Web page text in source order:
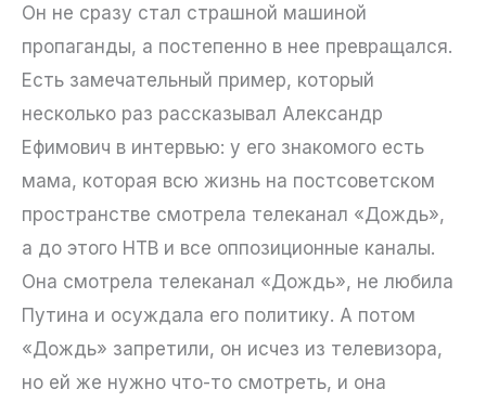
Он не сразу стал страшной машиной
пропаганды, а постепенно в нее превращался.
Есть замечательный пример, который
несколько раз рассказывал Александр
Ефимович в интервью: у его знакомого есть
мама, которая всю жизнь на постсоветском
пространстве смотрела телеканал «Дождь»,
а до этого НТВ и все оппозиционные каналы.
Она смотрела телеканал «Дождь», не любила
Путина и осуждала его политику. А потом
«Дождь» запретили, он исчез из телевизора,
но ей же нужно что-то смотреть, и она